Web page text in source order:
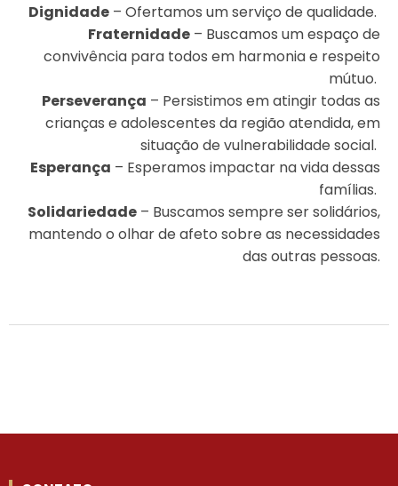
Dignidade – Ofertamos um serviço de qualidade.
Fraternidade – Buscamos um espaço de
convivência para todos em harmonia e respeito
mútuo.
Perseverança – Persistimos em atingir todas as
crianças e adolescentes da região atendida, em
situação de vulnerabilidade social.
Esperança – Esperamos impactar na vida dessas
famílias.
Solidariedade – Buscamos sempre ser solidários,
mantendo o olhar de afeto sobre as necessidades
das outras pessoas.